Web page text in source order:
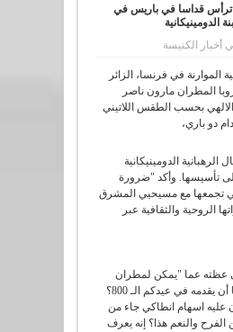
ترأس قداسا في باريس في
أخبار الكنيسة
في فرنسا، الزائر
المطران مارون ناصر
بحسب الطقس اللاتيني
دو باري،
الرهبانية الدومينيكانية
عام على تأسيسها. وأكد "ضرورة
تجمعها مع مسيحيي المشرق
الروحية والثقافية عبر
عظته عما "يمكن لمطران
ماروني عين حديثا أن يقدمه في عيدكم الـ 800؟
عليه اسهام انطاكي جاء من
والنعم هذا؟ إنه يعرف